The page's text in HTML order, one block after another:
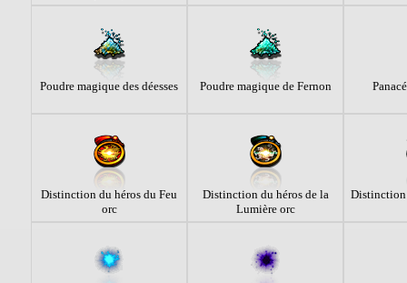
Poudre magique des déesses Poudre magique de Fernon
Distinction du héros du Feu
orc
Distinction du héros de la
Lumière orc
Distinction